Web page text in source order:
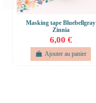
Masking tape Bluebellgray
Zinnia
6,00 €
Ajouter au panier